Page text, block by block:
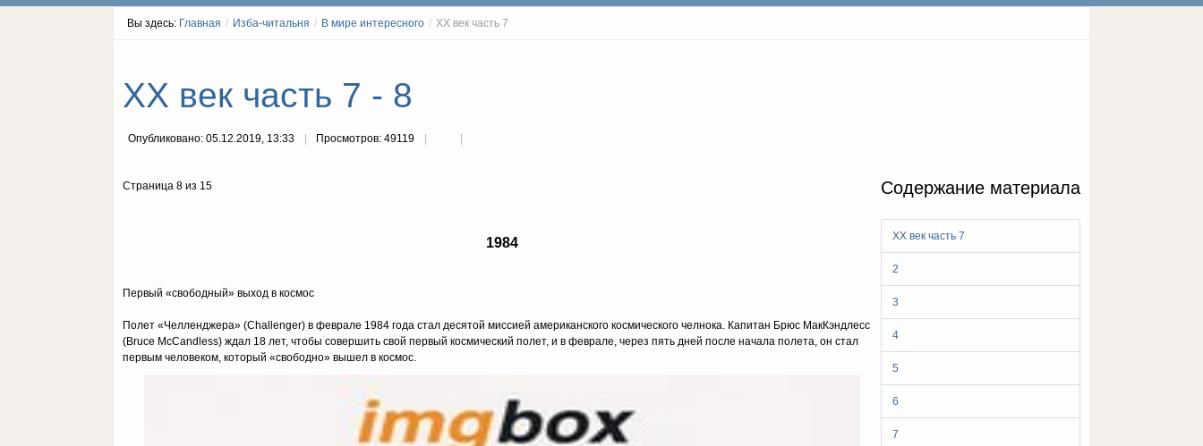
Вы здесь: Главная / Изба-читальня / В мире интересного / ХХ век часть 7
ХХ век часть 7 - 8
Опубликовано: 05.12.2019, 13:33 Просмотров: 49119
Содержание материала
ХХ век часть 7
2
3
4
5
6
7
Страница 8 из 15
1984
Первый «свободный» выход в космос
Полет «Челленджера» (Challenger) в феврале 1984 года стал десятой миссией американского космического челнока. Капитан Брюс МакКэндлесс
(Bruce McCandless) ждал 18 лет, чтобы совершить свой первый космический полет, и в феврале, через пять дней после начала полета, он стал
первым человеком, который «свободно» вышел в космос.